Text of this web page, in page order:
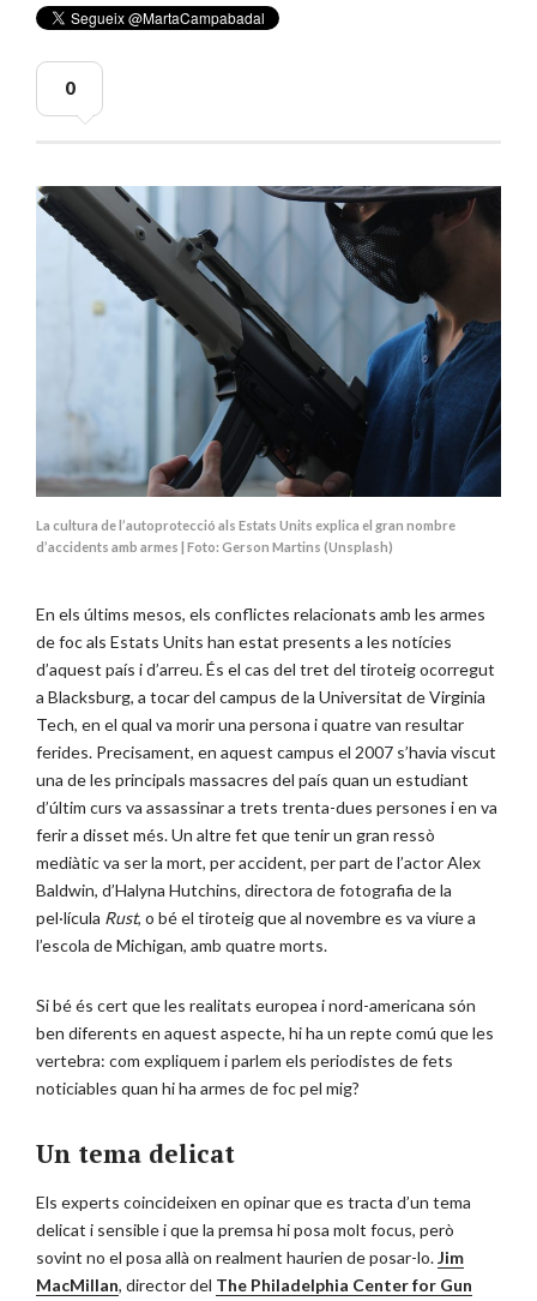
0
La cultura de l’autoprotecció als Estats Units explica el gran nombre
d’accidents amb armes | Foto: Gerson Martins (Unsplash)
En els últims mesos, els conflictes relacionats amb les armes
de foc als Estats Units han estat presents a les notícies
d’aquest país i d’arreu. És el cas del tret del tiroteig ocorregut
a Blacksburg, a tocar del campus de la Universitat de Virginia
Tech, en el qual va morir una persona i quatre van resultar
ferides. Precisament, en aquest campus el 2007 s’havia viscut
una de les principals massacres del país quan un estudiant
d’últim curs va assassinar a trets trenta-dues persones i en va
ferir a disset més. Un altre fet que tenir un gran ressò
mediàtic va ser la mort, per accident, per part de l’actor Alex
Baldwin, d’Halyna Hutchins, directora de fotografia de la
pel·lícula Rust, o bé el tiroteig que al novembre es va viure a
l’escola de Michigan, amb quatre morts.
Si bé és cert que les realitats europea i nord-americana són
ben diferents en aquest aspecte, hi ha un repte comú que les
vertebra: com expliquem i parlem els periodistes de fets
noticiables quan hi ha armes de foc pel mig?
Un tema delicat
Els experts coincideixen en opinar que es tracta d’un tema
delicat i sensible i que la premsa hi posa molt focus, però
sovint no el posa allà on realment haurien de posar-lo.Jim
MacMillan, director del The Philadelphia Center for Gun